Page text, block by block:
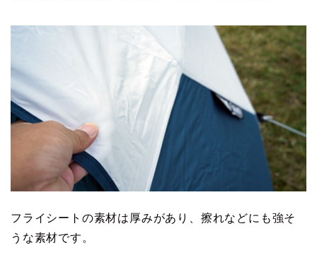
フライシートの素材は厚みがあり、擦れなどにも強そ
うな素材です。